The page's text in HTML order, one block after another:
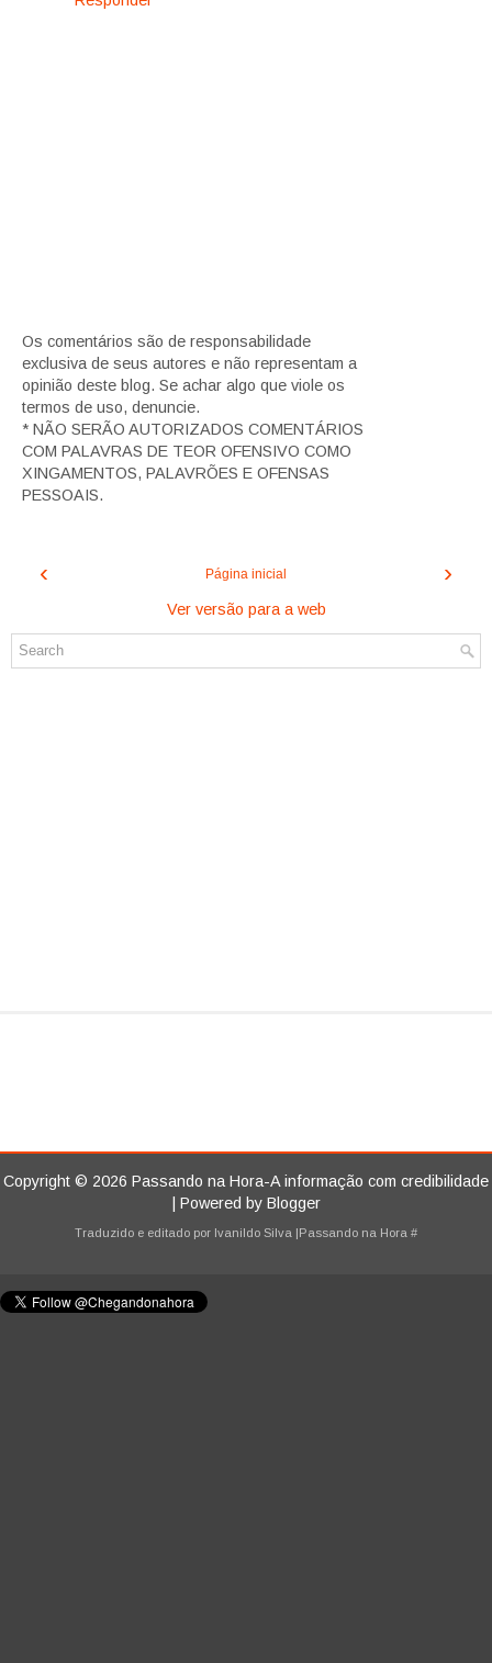
Os comentários são de responsabilidade
exclusiva de seus autores e não representam a
opinião deste blog. Se achar algo que viole os
termos de uso, denuncie.
* NÃO SERÃO AUTORIZADOS COMENTÁRIOS
COM PALAVRAS DE TEOR OFENSIVO COMO
XINGAMENTOS, PALAVRÕES E OFENSAS
PESSOAIS.
‹ ›
Página inicial
Ver versão para a web
Copyright © 2026 Passando na Hora-A informação com credibilidade
| Powered by Blogger
Traduzido e editado por Ivanildo Silva |Passando na Hora #